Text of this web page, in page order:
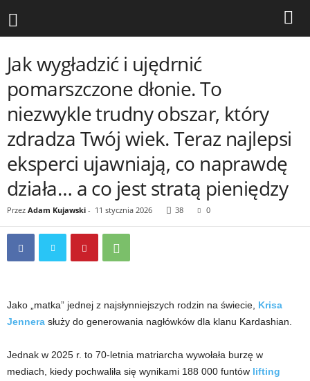
Jak wygładzić i ujędrnić
pomarszczone dłonie. To
niezwykle trudny obszar, który
zdradza Twój wiek. Teraz najlepsi
eksperci ujawniają, co naprawdę
działa… a co jest stratą pieniędzy
Przez Adam Kujawski - 11 stycznia 2026 38 0
Jako „matka” jednej z najsłynniejszych rodzin na świecie, Krisa
Jennera służy do generowania nagłówków dla klanu Kardashian.
Jednak w 2025 r. to 70-letnia matriarcha wywołała burzę w
mediach, kiedy pochwaliła się wynikami 188 000 funtów lifting